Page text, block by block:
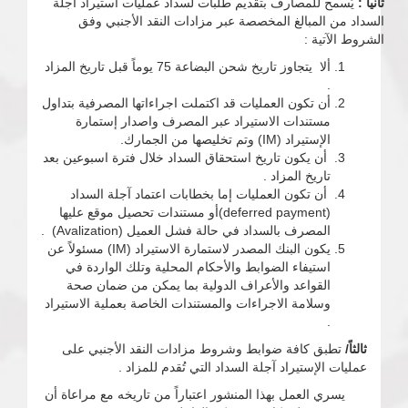
السداد من المبالغ المخصصة عبر مزادات النقد الأجنبي وفق
الشروط الآتية :
ألا يتجاوز تاريخ شحن البضاعة 75 يوماً قبل تاريخ المزاد
أن تكون العمليات قد اكتملت اجراءاتها المصرفية بتداول
مستندات الاستيراد عبر المصرف واصدار إستمارة
الإستيراد (IM) وتم تخليصها من الجمارك.
أن يكون تاريخ استحقاق السداد خلال فترة اسبوعين بعد
تاريخ المزاد .
أن تكون العمليات إما بخطابات اعتماد آجلة السداد
(deferred payment)أو مستندات تحصيل موقع عليها
المصرف بالسداد في حالة فشل العميل (Avalization) .
يكون البنك المصدر لاستمارة الاستيراد (IM) مسئولاً عن
استيفاء الضوابط والأحكام المحلية وتلك الواردة في
القواعد والأعراف الدولية بما يمكن من ضمان صحة
وسلامة الاجراءات والمستندات الخاصة بعملية الاستيراد
ثالثاً/ تطبق كافة ضوابط وشروط مزادات النقد الأجنبي على
عمليات الإستيراد آجلة السداد التي تُقدم للمزاد .
يسري العمل بهذا المنشور اعتباراً من تاريخه مع مراعاة أن